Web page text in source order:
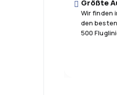
Größte
Wir finden
den
500